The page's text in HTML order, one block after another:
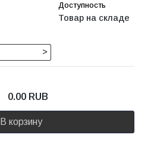
Товар на складе
>
0.00 RUB
В корзину